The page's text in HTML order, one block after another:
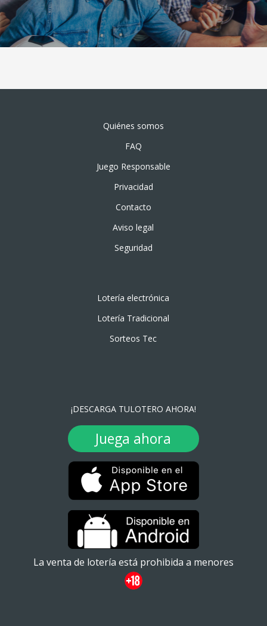
Quiénes somos
FAQ
Juego Responsable
Privacidad
Contacto
Aviso legal
Seguridad
Lotería electrónica
Lotería Tradicional
Sorteos Tec
¡DESCARGA TULOTERO AHORA!
Juega ahora
La venta de lotería está prohibida a menores